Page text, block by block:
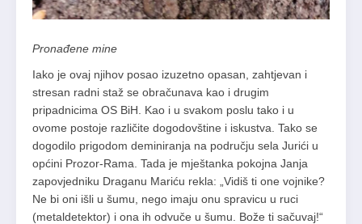
Pronađene mine
Iako je ovaj njihov posao izuzetno opasan, zahtjevan i
stresan radni staž se obračunava kao i drugim
pripadnicima OS BiH. Kao i u svakom poslu tako i u
ovome postoje različite dogodovštine i iskustva. Tako se
dogodilo prigodom deminiranja na području sela Jurići u
općini Prozor-Rama. Tada je mještanka pokojna Janja
zapovjedniku Draganu Mariću rekla: „Vidiš ti one vojnike?
Ne bi oni išli u šumu, nego imaju onu spravicu u ruci
(metaldetektor) i ona ih odvuče u šumu. Bože ti sačuvaj!“